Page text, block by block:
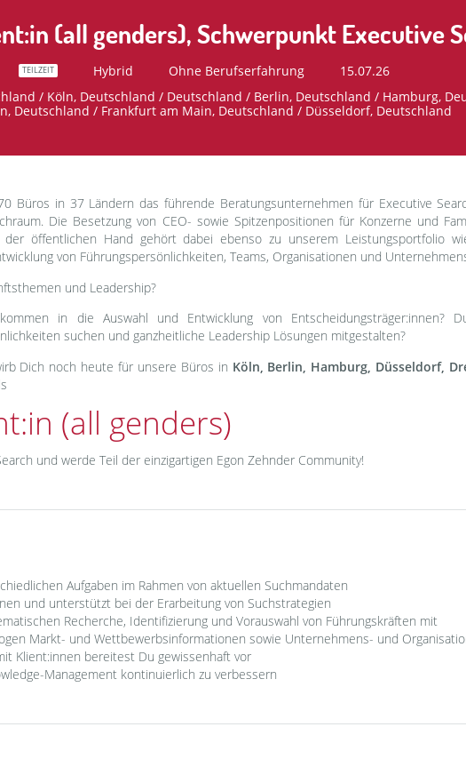
(all genders), Schwerpunkt Executive
TEILZEIT Hybrid Ohne Berufserfahrung
15.07.26
/ Köln, Deutschland / Deutschland / Berlin, Deutschland / Hamburg,
Deutschland / Frankfurt am Main, Deutschland / Düsseldorf, Deutschland
Büros in 37 Ländern das führende Beratungsunternehmen für Executive
Die Besetzung von CEO- sowie Spitzenpositionen für Konzerne und
öffentlichen Hand gehört dabei ebenso zu unserem Leistungsportfolio
von Führungspersönlichkeiten, Teams, Organisationen und
und Leadership?
in die Auswahl und Entwicklung von Entscheidungsträger:innen?
suchen und ganzheitliche Leadership Lösungen mitgestalten?
Dich noch heute für unsere Büros in Köln, Berlin, Hamburg, Düsseldorf,
(all genders)
und werde Teil der einzigartigen Egon Zehnder Community!
Aufgaben im Rahmen von aktuellen Suchmandaten
und unterstützt bei der Erarbeitung von Suchstrategien
Recherche, Identifizierung und Vorauswahl von Führungskräften mit
Markt- und Wettbewerbsinformationen sowie Unternehmens- und
Klient:innen bereitest Du gewissenhaft vor
Management kontinuierlich zu verbessern